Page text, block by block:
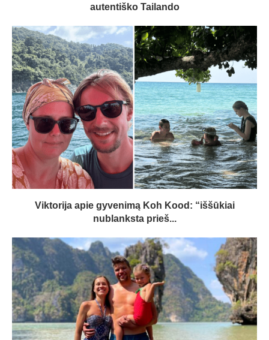
autentiško Tailando
Viktorija apie gyvenimą Koh Kood: “iššūkiai
nublanksta prieš...